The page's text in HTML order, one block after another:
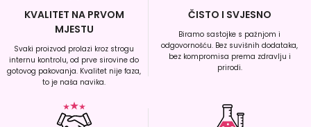
KVALITET NA PRVOM
MJESTU
Svaki proizvod prolazi kroz strogu
internu kontrolu, od prve sirovine do
gotovog pakovanja. Kvalitet nije faza,
to je naša navika.
ČISTO I SVJESNO
Biramo sastojke s pažnjom i
odgovornošću. Bez suvišnih dodataka,
bez kompromisa prema zdravlju i
prirodi.